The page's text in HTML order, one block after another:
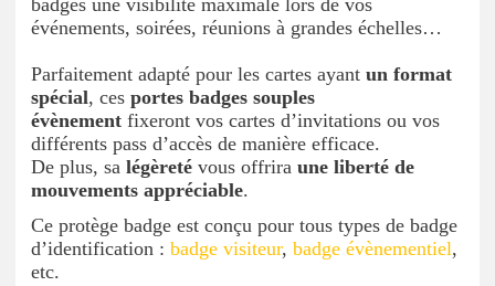
événements, soirées, réunions à grandes échelles…
Parfaitement adapté pour les cartes ayant un format
spécial, ces portes badges souples
évènement fixeront vos cartes d’invitations ou vos
différents pass d’accès de manière efficace.
De plus, sa légèreté vous offrira une liberté de
mouvements appréciable.
Ce protège badge est conçu pour tous types de badge
d’identification : badge visiteur, badge évènementiel,
etc.